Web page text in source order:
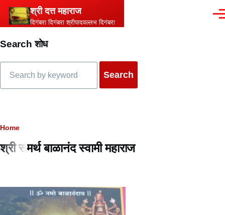
Skip to main content
श्री दत्त महाराज
दिगंबरा दिगंबरा श्रीपादवल्लभ दिगंबरा
Search शोध
Breadcrumb
Home
श्री समर्थ बाळानंद स्वामी महाराज